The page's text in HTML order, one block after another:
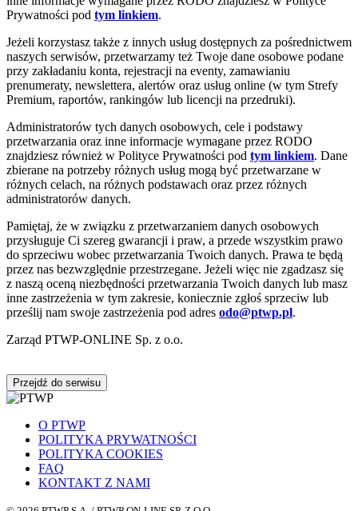
Prywatności pod tym linkiem.
Jeżeli korzystasz także z innych usług dostępnych za pośrednictwem
naszych serwisów, przetwarzamy też Twoje dane osobowe podane
przy zakładaniu konta, rejestracji na eventy, zamawianiu
prenumeraty, newslettera, alertów oraz usług online (w tym Strefy
Premium, raportów, rankingów lub licencji na przedruki).
Administratorów tych danych osobowych, cele i podstawy
przetwarzania oraz inne informacje wymagane przez RODO
znajdziesz również w Polityce Prywatności pod tym linkiem. Dane
zbierane na potrzeby różnych usług mogą być przetwarzane w
różnych celach, na różnych podstawach oraz przez różnych
administratorów danych.
Pamiętaj, że w związku z przetwarzaniem danych osobowych
przysługuje Ci szereg gwarancji i praw, a przede wszystkim prawo
do sprzeciwu wobec przetwarzania Twoich danych. Prawa te będą
przez nas bezwzględnie przestrzegane. Jeżeli więc nie zgadzasz się
z naszą oceną niezbędności przetwarzania Twoich danych lub masz
inne zastrzeżenia w tym zakresie, koniecznie zgłoś sprzeciw lub
prześlij nam swoje zastrzeżenia pod adres odo@ptwp.pl.
Zarząd PTWP-ONLINE Sp. z o.o.
Przejdź do serwisu
O PTWP
POLITYKA PRYWATNOŚCI
POLITYKA COOKIES
FAQ
KONTAKT Z NAMI